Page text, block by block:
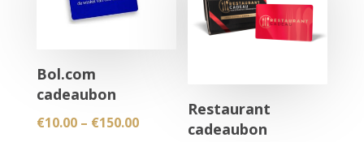
Bol.com
cadeaubon
€10.00 – €150.00Price
Restaurant
cadeaubon